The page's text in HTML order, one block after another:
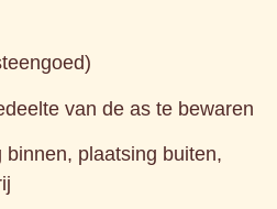
van de as te bewaren
binnen, plaatsing buiten,